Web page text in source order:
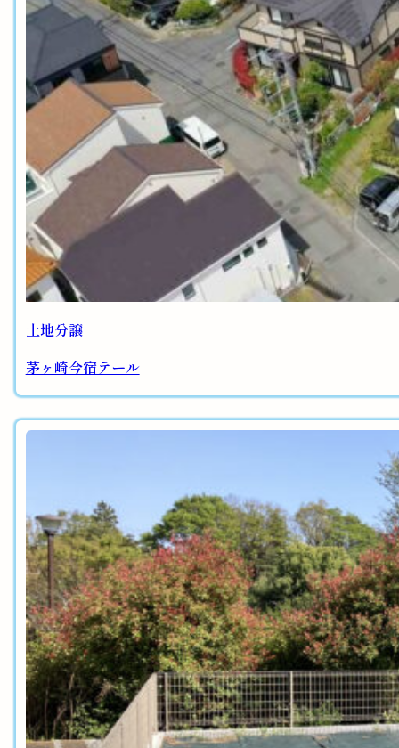
土地分譲
茅ヶ崎今宿テール